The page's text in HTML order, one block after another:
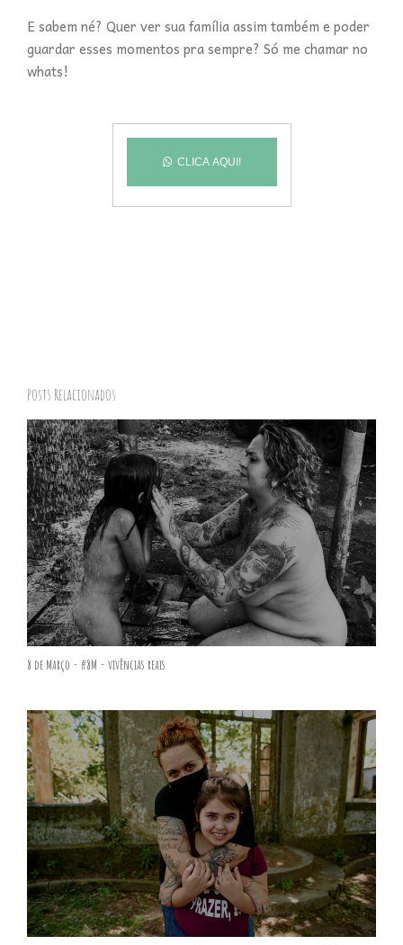
E sabem né? Quer ver sua família assim também e poder
guardar esses momentos pra sempre? Só me chamar no
whats!
CLICA AQUI!
Posts Relacionados
8 de Março - #8M - vivências reais